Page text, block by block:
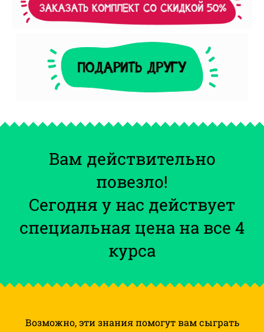
Вам действительно
повезло!
Сегодня у нас действует
специальная цена на все 4
курса
Возможно, эти знания помогут вам сыграть